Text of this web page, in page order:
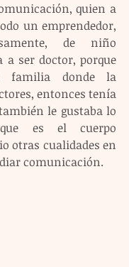
quien a
un emprendedor,
de niño
a ser doctor, porque
familia donde la
entonces tenía
le gustaba lo
que es el cuerpo
otras cualidades en
comunicación.